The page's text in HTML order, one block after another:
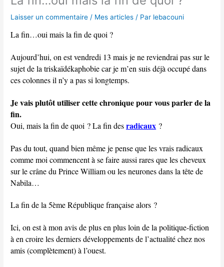
Laisser un commentaire / Mes articles / Par lebacouni
La fin…oui mais la fin de quoi ?
Aujourd’hui, on est vendredi 13 mais je ne reviendrai pas sur le
sujet de la triskaïdékaphobie car je m’en suis déjà occupé dans
ces colonnes il n’y a pas si longtemps.
Je vais plutôt utiliser cette chronique pour vous parler de la
fin.
Oui, mais la fin de quoi ? La fin desradicaux ?
Pas du tout, quand bien même je pense que les vrais radicaux
comme moi commencent à se faire aussi rares que les cheveux
sur le crâne du Prince William ou les neurones dans la tête de
Nabila…
La fin de la 5ème République française alors ?
Ici, on est à mon avis de plus en plus loin de la politique-fiction
à en croire les derniers développements de l’actualité chez nos
amis (complètement) à l’ouest.